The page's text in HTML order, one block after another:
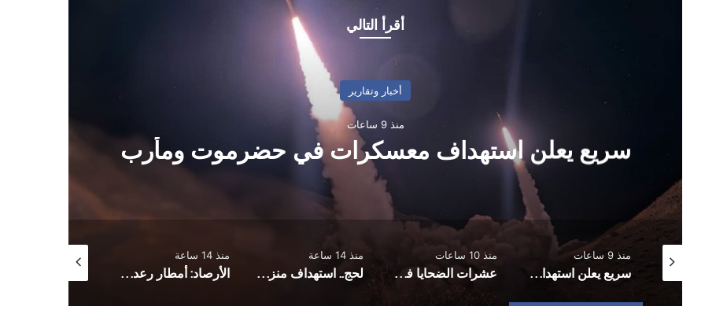
أقرأ التالي
أخبار وتقارير
منذ 9 ساعات
سريع يعلن استهداف معسكرات في حضرموت ومأرب
منذ 9 ساعات
سريع يعلن استهداف معسكرات في حضرموت ومأرب
منذ 10 ساعات
عشرات الضحايا في هجمات صاروخية استهدفت معسكرات لقوات الطوارئ
منذ 14 ساعة
لحج.. استهداف منزل برلماني بقنبلة هجومية
منذ 14 ساعة
الأرصاد: أمطار رعدية مصحوبة بحبات البرد ورياح هابطة
منذ 24 ساعة